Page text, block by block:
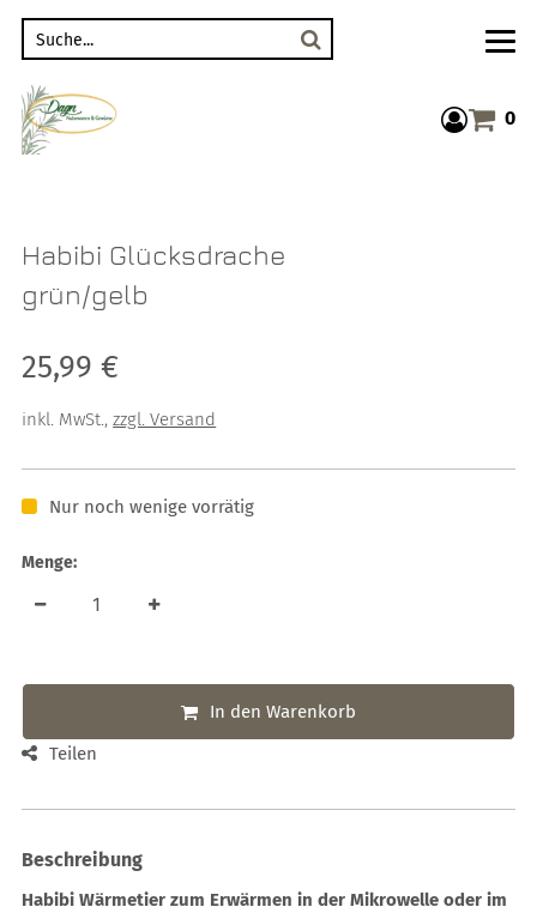
0
Habibi Glücksdrache
grün/gelb
Verkaufspreis: 25,99 €
25,99 €
inkl. MwSt.,zzgl. Versand
Nur noch wenige vorrätig
Menge:
In den Warenkorb
Teilen
Beschreibung
Habibi Wärmetier zum Erwärmen in der Mikrowelle oder im